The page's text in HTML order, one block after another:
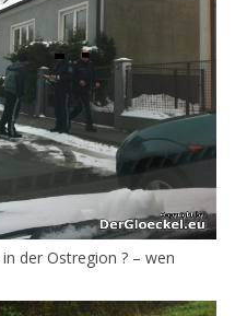
der Ostregion ? – wen